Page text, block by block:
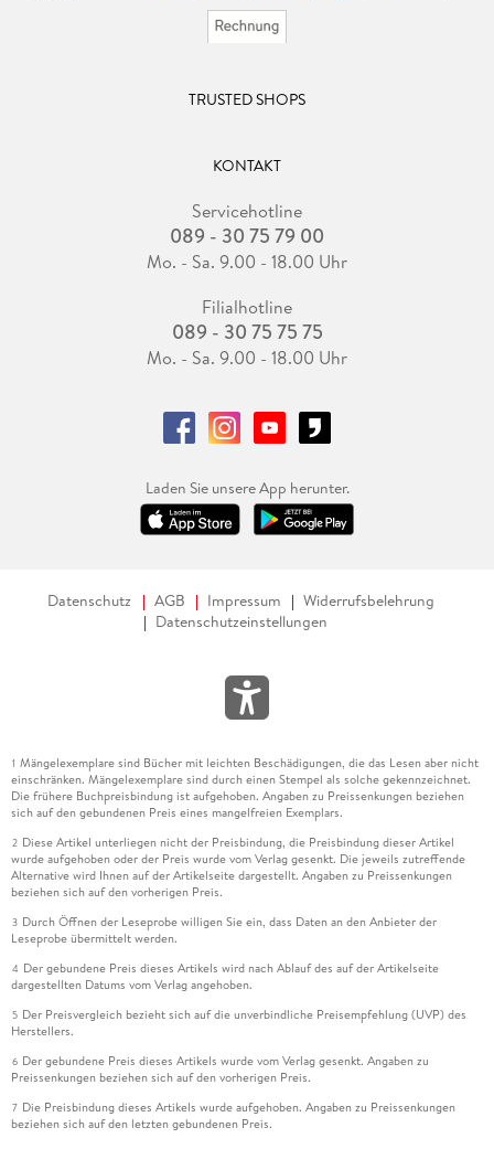
TRUSTED SHOPS
KONTAKT
Servicehotline
089 - 30 75 79 00
Mo. - Sa. 9.00 - 18.00 Uhr
Filialhotline
089 - 30 75 75 75
Mo. - Sa. 9.00 - 18.00 Uhr
Laden Sie unsere App herunter.
Datenschutz AGB Impressum
Widerrufsbelehrung
Datenschutzeinstellungen
1 Mängelexemplare sind Bücher mit leichten Beschädigungen, die das Lesen aber nicht
einschränken. Mängelexemplare sind durch einen Stempel als solche gekennzeichnet.
Die frühere Buchpreisbindung ist aufgehoben. Angaben zu Preissenkungen beziehen
sich auf den gebundenen Preis eines mangelfreien Exemplars.
2 Diese Artikel unterliegen nicht der Preisbindung, die Preisbindung dieser Artikel
wurde aufgehoben oder der Preis wurde vom Verlag gesenkt. Die jeweils zutreffende
Alternative wird Ihnen auf der Artikelseite dargestellt. Angaben zu Preissenkungen
beziehen sich auf den vorherigen Preis.
3 Durch Öffnen der Leseprobe willigen Sie ein, dass Daten an den Anbieter der
Leseprobe übermittelt werden.
4 Der gebundene Preis dieses Artikels wird nach Ablauf des auf der Artikelseite
dargestellten Datums vom Verlag angehoben.
5 Der Preisvergleich bezieht sich auf die unverbindliche Preisempfehlung (UVP) des
Herstellers.
6 Der gebundene Preis dieses Artikels wurde vom Verlag gesenkt. Angaben zu
Preissenkungen beziehen sich auf den vorherigen Preis.
7 Die Preisbindung dieses Artikels wurde aufgehoben. Angaben zu Preissenkungen
beziehen sich auf den letzten gebundenen Preis.